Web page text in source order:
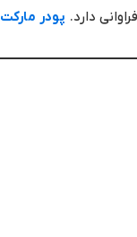
دارد. پودر مارکت